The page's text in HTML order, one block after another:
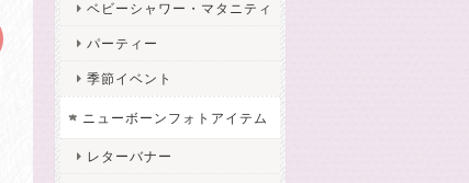
ベビーシャワー・マタニティ
パーティー
季節イベント
ニューボーンフォトアイテム
レターバナー